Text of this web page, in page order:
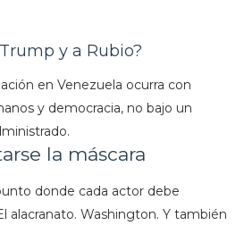
y a Rubio?
en Venezuela ocurra con
y democracia, no bajo un
la máscara
donde cada actor debe
alacranato. Washington. Y también